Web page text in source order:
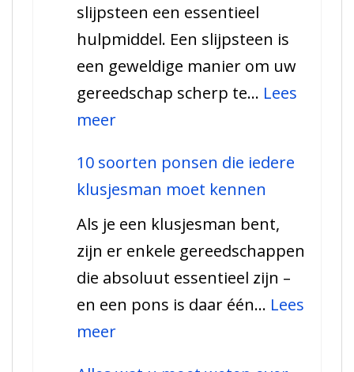
weten
over
Geleiderails
slijpsteen een essentieel
hulpmiddel. Een slijpsteen is
een geweldige manier om uw
gereedschap scherp te… Lees
meer:
wat
je
moet
weten
over
een
Slijpsteen
10 soorten ponsen die iedere
klusjesman moet kennen
Als je een klusjesman bent,
zijn er enkele gereedschappen
die absoluut essentieel zijn –
en een pons is daar één… Lees
meer: